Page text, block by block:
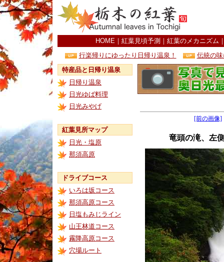
HOME ｜ 紅葉見頃予測 ｜ 紅葉のメカニズム
行楽帰りにゆったり日帰り温泉！
伝統の
特産品と日帰り温泉
日帰り温泉
日光ゆば料理
日光みやげ
紅葉見所マップ
日光・塩原
那須高原
ドライブコース
いろは坂コース
那須高原コース
日塩もみじライン
山王林道コース
霧降高原コース
穴場ルート
[前の画像]
竜頭の滝、左